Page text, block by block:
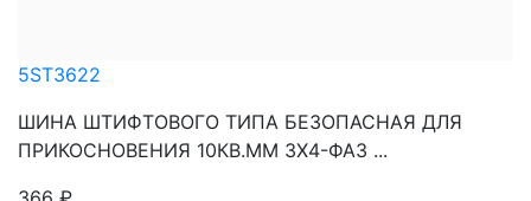
5ST3622
ШИНА ШТИФТОВОГО ТИПА БЕЗОПАСНАЯ ДЛЯ
ПРИКОСНОВЕНИЯ 10КВ.ММ 3Х4-ФАЗ ...